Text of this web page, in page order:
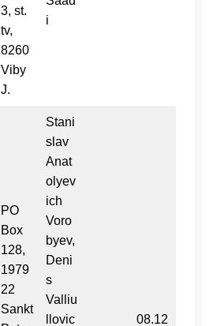
3, st.
tv,
8260
Viby
J.
i
PO
Box
128,
1979
22
Sankt
Stani
slav
Anat
olyev
ich
Voro
byev,
Deni
s
Valliu
llovic
08.12